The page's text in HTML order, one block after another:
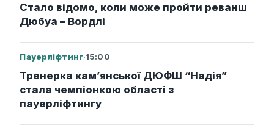
Стало відомо, коли може пройти реванш
Дюбуа – Вордлі
Пауерліфтинг·15:00
Тренерка кам’янської ДЮФШ “Надія”
стала чемпіонкою області з
пауерліфтингу